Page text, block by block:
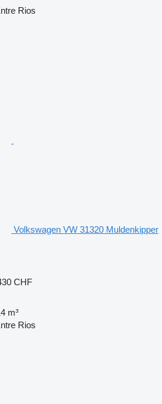
Rios
Volkswagen VW 31320 Muldenkipper
CHF
m³
Rios